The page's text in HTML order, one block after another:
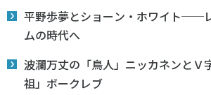
平野歩夢とショーン・ホワイト──
ムの時代へ
波瀾万丈の「鳥人」ニッカネンとＶ
祖」ボークレブ